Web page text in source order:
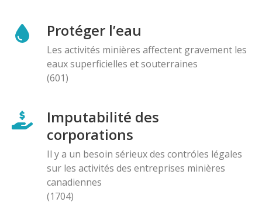
Protéger l’eau
Les activités minières affectent gravement les
eaux superficielles et souterraines
(601)
Imputabilité des
corporations
Il y a un besoin sérieux des contróles légales
sur les activités des entreprises minières
canadiennes
(1704)